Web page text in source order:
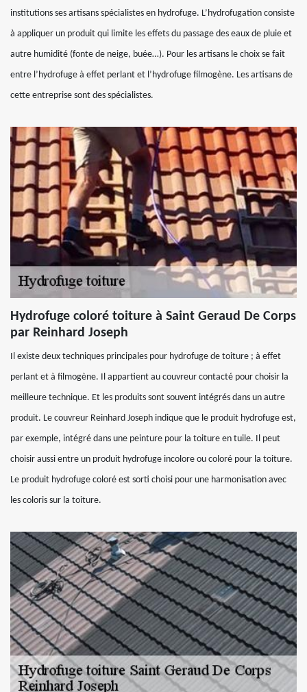
institutions ses artisans spécialistes en hydrofuge. L’hydrofugation consiste
à appliquer un produit qui limite les effets du passage des eaux de pluie et
autre humidité (fonte de neige, buée…). Pour les artisans le choix se fait
entre l’hydrofuge à effet perlant et l’hydrofuge filmogène. Les artisans de
cette entreprise sont des spécialistes.
Hydrofuge coloré toiture à Saint Geraud De Corps
par Reinhard Joseph
Il existe deux techniques principales pour hydrofuge de toiture ; à effet
perlant et à filmogène. Il appartient au couvreur contacté pour choisir la
meilleure technique. Et les produits sont souvent intégrés dans un autre
produit. Le couvreur Reinhard Joseph indique que le produit hydrofuge est,
par exemple, intégré dans une peinture pour la toiture en tuile. Il peut
choisir aussi entre un produit hydrofuge incolore ou coloré pour la toiture.
Le produit hydrofuge coloré est sorti choisi pour une harmonisation avec
les coloris sur la toiture.